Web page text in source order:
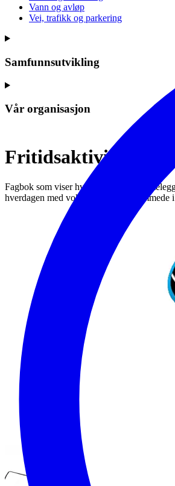
Vann og avløp
Vei, trafikk og parkering
Samfunnsutvikling
Vår organisasjon
Fritidsaktiviteter
Fagbok som viser hvordan en kan
hverdagen med voksne